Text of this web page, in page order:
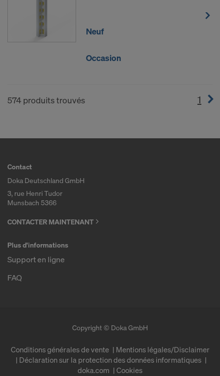
Neuf
Occasion
574 produits trouvés 1
Contact
Doka Deutschland GmbH
3, rue Henri Tudor
Munsbach 5366
CONTACTER MAINTENANT
Plus d'informations
Support en ligne
FAQ
Copyright © Doka GmbH
Conditions générales de vente
Mentions légales/Disclaimer
Déclaration sur la protection des données informatiques
doka.com
Cookies